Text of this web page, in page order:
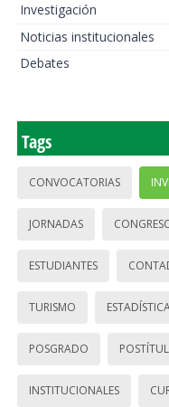
Investigación
Noticias institucionales
Debates
Tags
CONVOCATORIAS
JORNADAS
ESTUDIANTES
TURISMO
POSGRADO
INSTITUCIONALES